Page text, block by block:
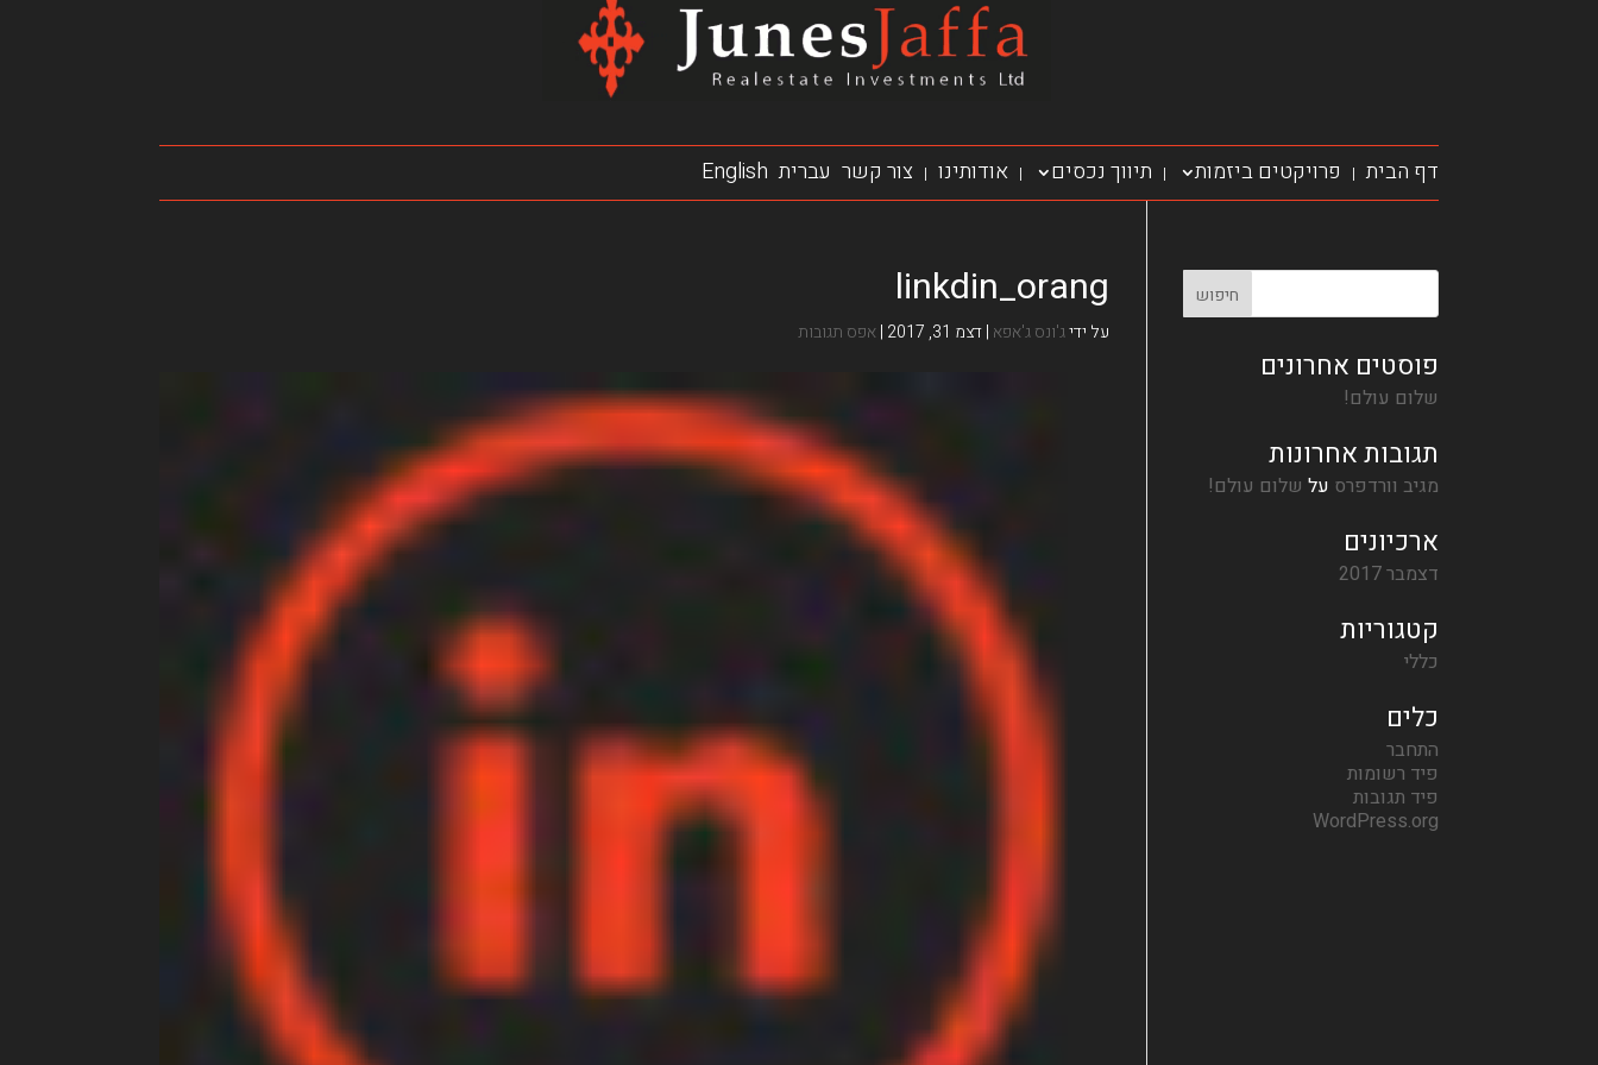
דף הבית | פרויקטים ביזמות | תיווך נכסים | אודותינו | צור קשר עברית English
linkdin_orang
על ידיג'ונס ג'אפא |דצמ 31, 2017 |אפס תגובות
פוסטים אחרונים
שלום עולם!
תגובות אחרונות
מגיב וורדפרס על שלום עולם!
ארכיונים
דצמבר 2017
קטגוריות
כללי
כלים
התחבר
פיד רשומות
פיד תגובות
WordPress.org